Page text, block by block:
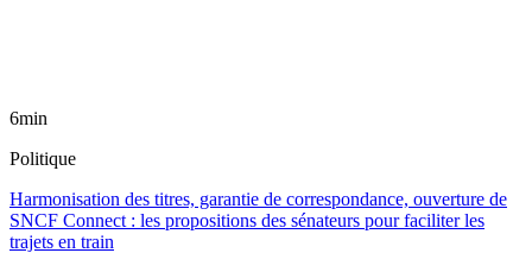
6min
Politique
Harmonisation des titres, garantie de correspondance, ouverture de
SNCF Connect : les propositions des sénateurs pour faciliter les
trajets en train